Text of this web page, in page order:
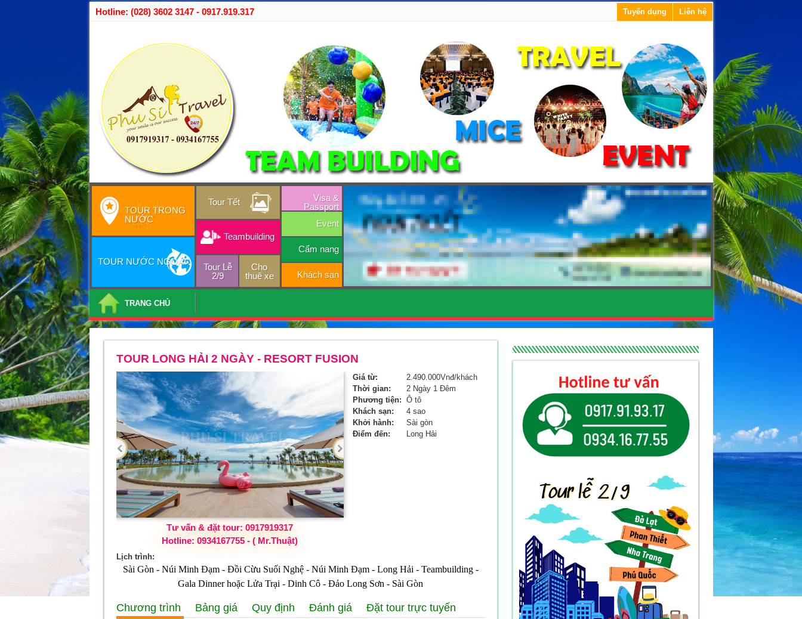
Hotline: (028) 3602 3147 - 0917.919.317 Tuyển dụng Liên hệ
TOUR TRONG
NƯỚC
TOUR NƯỚC NGOÀI
Tour Tết
Teambuilding
Tour Lễ
2/9
Cho
thuê xe
Visa &
Passport
Event
Cẩm nang
Khách sạn
TRANG CHỦ
TOUR LONG HẢI 2 NGÀY - RESORT FUSION
Tư vấn & đặt tour: 0917919317
Hotline: 0934167755 - ( Mr.Thuật)
Giá từ:
2.490.000Vnđ/khách
Thời gian:
2 Ngày 1 Đêm
Phương tiện: Ô tô
Khách sạn:
4 sao
Khởi hành:
Sài gòn
Điểm đến:
Long Hải
Lịch trình:
Sài Gòn - Núi Minh Đạm - Đồi Cừu Suối Nghệ - Núi Minh Đạm - Long Hải - Teambuilding -
Gala Dinner hoặc Lửa Trại - Dinh Cô - Đảo Long Sơn - Sài Gòn
Chương trình Bảng giá Quy định Đánh giá Đặt tour trực tuyến